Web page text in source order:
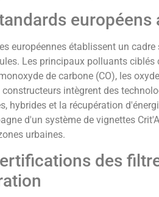
européens
européennes établissent un
Les principaux polluants
de carbone (CO), les
constructeurs intègrent des
hybrides et la récupération
d'un système de vignettes
urbaines.
des